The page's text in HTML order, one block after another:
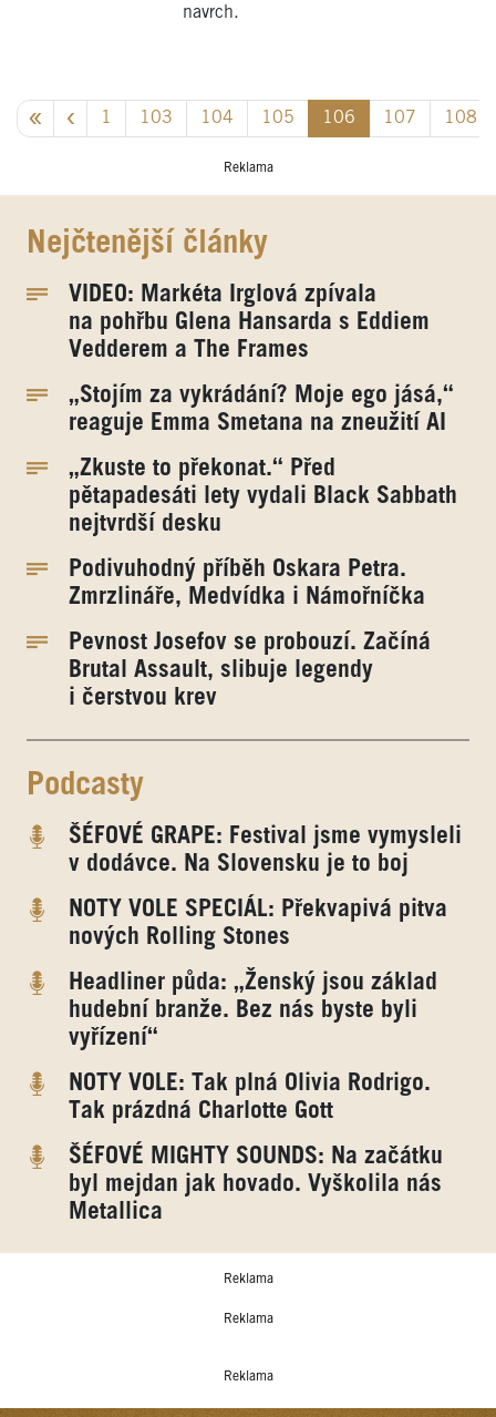
navrch.
1 103 104 105 106 107 108
Reklama
Nejčtenější články
VIDEO: Markéta Irglová zpívala
na pohřbu Glena Hansarda s Eddiem
Vedderem a The Frames
„Stojím za vykrádání? Moje ego jásá,“
reaguje Emma Smetana na zneužití AI
„Zkuste to překonat.“ Před
pětapadesáti lety vydali Black Sabbath
nejtvrdší desku
Podivuhodný příběh Oskara Petra.
Zmrzlináře, Medvídka i Námořníčka
Pevnost Josefov se probouzí. Začíná
Brutal Assault, slibuje legendy
i čerstvou krev
Podcasty
ŠÉFOVÉ GRAPE: Festival jsme vymysleli
v dodávce. Na Slovensku je to boj
NOTY VOLE SPECIÁL: Překvapivá pitva
nových Rolling Stones
Headliner půda: „Ženský jsou základ
hudební branže. Bez nás byste byli
vyřízení“
NOTY VOLE: Tak plná Olivia Rodrigo.
Tak prázdná Charlotte Gott
ŠÉFOVÉ MIGHTY SOUNDS: Na začátku
byl mejdan jak hovado. Vyškolila nás
Metallica
Reklama
Reklama
Reklama